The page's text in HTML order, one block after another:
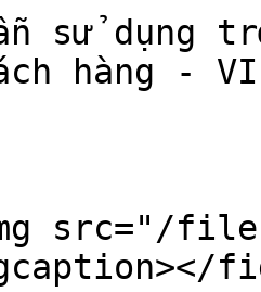
sử
hàng -
src="/files/